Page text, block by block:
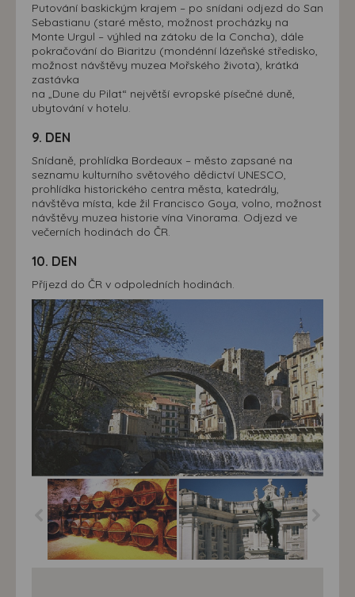
Putování baskickým krajem – po snídani odjezd do San
Sebastianu (staré město, možnost procházky na
Monte Urgul – výhled na zátoku de la Concha), dále
pokračování do Biaritzu (mondénní lázeňské středisko,
možnost návštěvy muzea Mořského života), krátká
zastávka
na „Dune du Pilat“ největší evropské písečné duně,
ubytování v hotelu.
9. DEN
Snídaně, prohlídka Bordeaux – město zapsané na
seznamu kulturního světového dědictví UNESCO,
prohlídka historického centra města, katedrály,
návštěva místa, kde žil Francisco Goya, volno, možnost
návštěvy muzea historie vína Vinorama. Odjezd ve
večerních hodinách do ČR.
10. DEN
Příjezd do ČR v odpoledních hodinách.